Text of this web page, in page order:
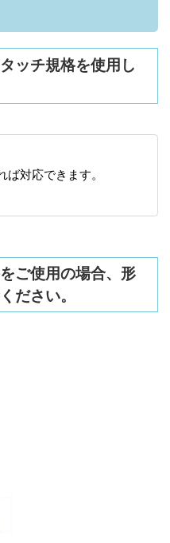
ッチ規格を使用し
対応できます。
ご使用の場合、形
ださい。